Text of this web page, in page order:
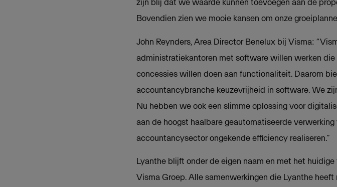
Bovendien zien we mooie kansen om onze
John Reynders, Area Director Benelux bij Visma:
administratiekantoren met software willen werken
concessies willen doen aan functionaliteit. Daarom
accountancybranche keuzevrijheid in software. We
Nu hebben we ook een slimme oplossing voor
aan de hoogst haalbare geautomatiseerde
accountancysector ongekende efficiency realiseren.”
Lyanthe blijft onder de eigen naam en met het
Visma Groep. Alle samenwerkingen die Lyanthe